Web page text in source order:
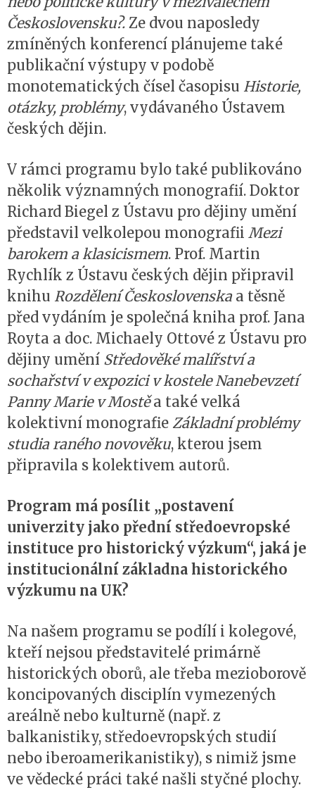
Československu?. Ze dvou naposledy
zmíněných konferencí plánujeme také
publikační výstupy v podobě
monotematických čísel časopisu Historie,
otázky, problémy, vydávaného Ústavem
českých dějin.
V rámci programu bylo také publikováno
několik významných monografií. Doktor
Richard Biegel z Ústavu pro dějiny umění
představil velkolepou monografii Mezi
barokem a klasicismem. Prof. Martin
Rychlík z Ústavu českých dějin připravil
knihu Rozdělení Československaa těsně
před vydáním je společná kniha prof. Jana
Royta a doc. Michaely Ottové z Ústavu pro
dějiny umění Středověké malířství a
sochařství v expozici v kostele Nanebevzetí
Panny Marie v Mostěa také velká
kolektivní monografie Základní problémy
studia raného novověku, kterou jsem
připravila s kolektivem autorů.
Program má posílit „postavení
univerzity jako přední středoevropské
instituce pro historický výzkum“, jaká je
institucionální základna historického
výzkumu na UK?
Na našem programu se podílí i kolegové,
kteří nejsou představitelé primárně
historických oborů, ale třeba mezioborově
koncipovaných disciplín vymezených
areálně nebo kulturně (např. z
balkanistiky, středoevropských studií
nebo iberoamerikanistiky), s nimiž jsme
ve vědecké práci také našli styčné plochy.